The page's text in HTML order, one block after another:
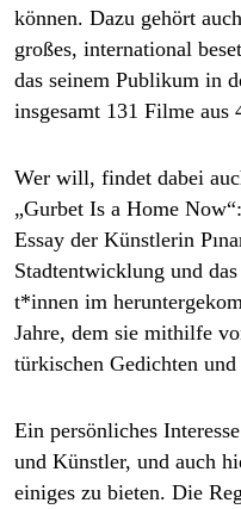
können. Dazu gehört
großes, international
das seinem Publikum in
insgesamt 131 Filme aus
Wer will, findet dabei
„Gurbet Is a Home Now“:
Essay der Künstlerin
Stadtentwicklung und
t*in­nen im
Jahre, dem sie mithilfe
türkischen Gedichten
Ein persönliches
und Künstler, und auch
einiges zu bieten. Die